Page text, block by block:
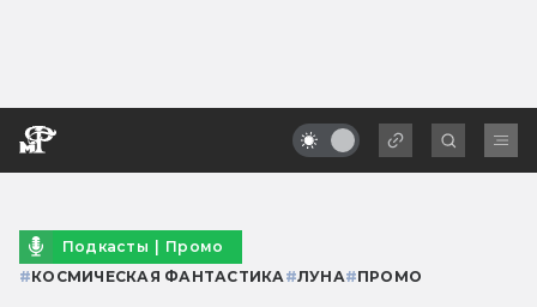
Подкасты | Промо
#КОСМИЧЕСКАЯ ФАНТАСТИКА #ЛУНА#ПРОМО